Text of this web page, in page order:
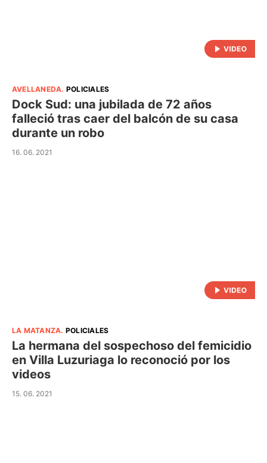
AVELLANEDA. POLICIALES
Dock Sud: una jubilada de 72 años
falleció tras caer del balcón de su casa
durante un robo
16. 06. 2021
LA MATANZA. POLICIALES
La hermana del sospechoso del femicidio
en Villa Luzuriaga lo reconoció por los
videos
15. 06. 2021